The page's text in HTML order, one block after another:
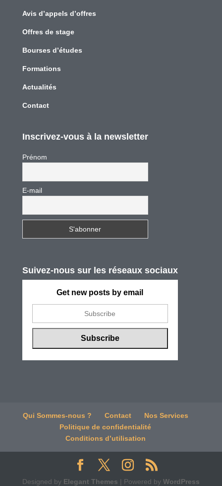
Avis d’appels d’offres
Offres de stage
Bourses d’études
Formations
Actualités
Contact
Inscrivez-vous à la newsletter
Prénom
E-mail
Suivez-nous sur les réseaux sociaux
Get new posts by email
Qui Sommes-nous ? Contact
Nos Services
Politique de confidentialité
Conditions d’utilisation
Designed by Elegant Themes | Powered by WordPress